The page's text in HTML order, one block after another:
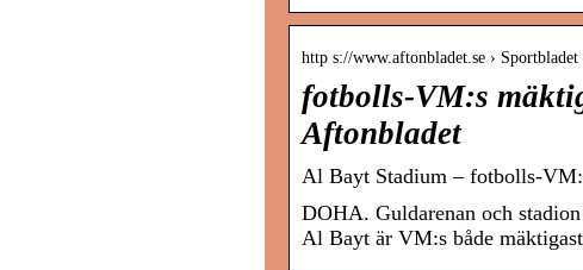
http s://www.aftonbladet.se ›
fotbolls-VM:s
Aftonbladet
Al Bayt Stadium – fotbolls-
DOHA. Guldarenan och
Al Bayt är VM:s både